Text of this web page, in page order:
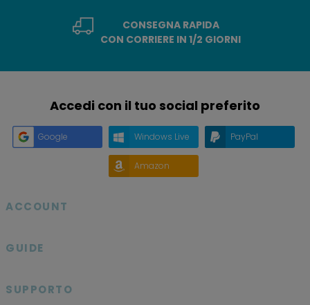
CONSEGNA RAPIDA
CON CORRIERE IN 1/2 GIORNI
Accedi con il tuo social preferito
Google Windows Live PayPal
Amazon
ACCOUNT
GUIDE
SUPPORTO